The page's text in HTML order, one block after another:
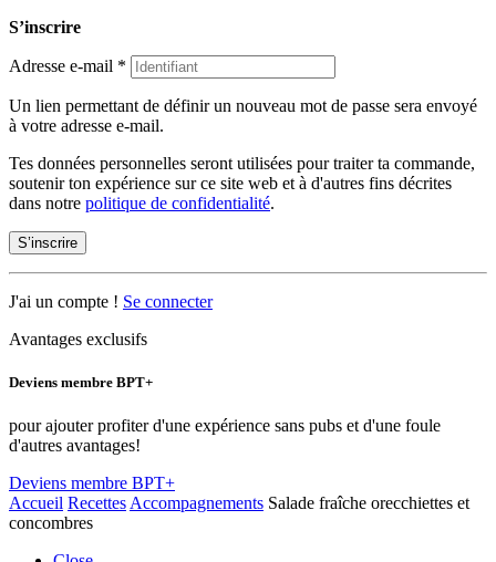
S’inscrire
Adresse e-mail *
Un lien permettant de définir un nouveau mot de passe sera envoyé
à votre adresse e-mail.
Tes données personnelles seront utilisées pour traiter ta commande,
soutenir ton expérience sur ce site web et à d'autres fins décrites
dans notre politique de confidentialité.
S’inscrire
J'ai un compte ! Se connecter
Avantages exclusifs
Deviens membre BPT+
pour ajouter profiter d'une expérience sans pubs et d'une foule
d'autres avantages!
Deviens membre BPT+
Accueil Recettes Accompagnements Salade fraîche orecchiettes et
concombres